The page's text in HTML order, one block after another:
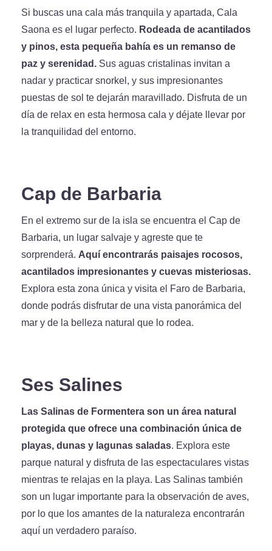
Si buscas una cala más tranquila y apartada, Cala
Saona es el lugar perfecto. Rodeada de acantilados
y pinos, esta pequeña bahía es un remanso de
paz y serenidad. Sus aguas cristalinas invitan a
nadar y practicar snorkel, y sus impresionantes
puestas de sol te dejarán maravillado. Disfruta de un
día de relax en esta hermosa cala y déjate llevar por
la tranquilidad del entorno.
Cap de Barbaria
En el extremo sur de la isla se encuentra el Cap de
Barbaria, un lugar salvaje y agreste que te
sorprenderá. Aquí encontrarás paisajes rocosos,
acantilados impresionantes y cuevas misteriosas.
Explora esta zona única y visita el Faro de Barbaria,
donde podrás disfrutar de una vista panorámica del
mar y de la belleza natural que lo rodea.
Ses Salines
Las Salinas de Formentera son un área natural
protegida que ofrece una combinación única de
playas, dunas y lagunas saladas. Explora este
parque natural y disfruta de las espectaculares vistas
mientras te relajas en la playa. Las Salinas también
son un lugar importante para la observación de aves,
por lo que los amantes de la naturaleza encontrarán
aquí un verdadero paraíso.